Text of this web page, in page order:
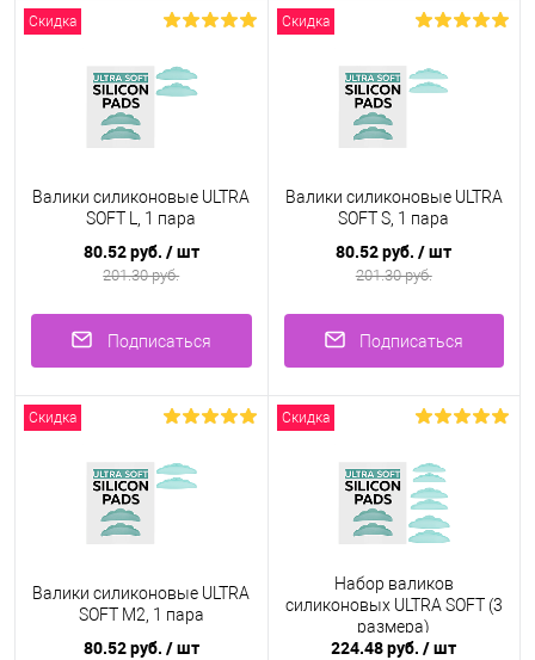
Скидка
Валики силиконовые ULTRA
SOFT L, 1 пара
80.52 руб. / шт
201.30 руб.
Подписаться
Скидка
Валики силиконовые ULTRA
SOFT S, 1 пара
80.52 руб./ шт
201.30 руб.
Подписаться
Скидка
Валики силиконовые ULTRA
SOFT M2, 1 пара
80.52 руб. / шт
Скидка
Набор валиков
силиконовых ULTRA SOFT (3
размера)
224.48 руб./ шт